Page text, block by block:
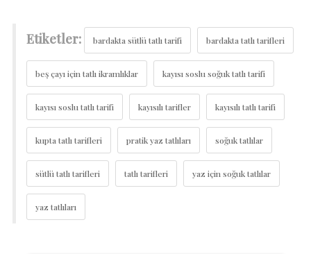
Etiketler: bardakta sütlü tatlı tarifi bardakta tatlı tarifleri
beş çayı için tatlı ikramlıklar kayısı soslu soğuk tatlı tarifi
kayısı soslu tatlı tarifi kayısılı tarifler kayısılı tatlı tarifi
kupta tatlı tarifleri pratik yaz tatlıları soğuk tatlılar
sütlü tatlı tarifleri tatlı tarifleri yaz için soğuk tatlılar
yaz tatlıları